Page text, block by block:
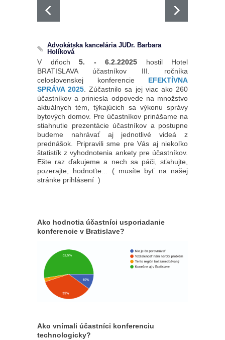
Advokátska kancelária JUDr. Barbara
Holíková
V dňoch 5. - 6.2.22025 hostil Hotel
BRATISLAVA účastníkov III. ročníka
celoslovenskej konferencie EFEKTÍVNA
SPRÁVA 2025 . Zúčastnilo sa jej viac ako 260
účastníkov a priniesla odpovede na množstvo
aktuálnych tém, týkajúcich sa výkonu správy
bytových domov. Pre účastníkov prinášame na
stiahnutie prezentácie účastníkov a postupne
budeme nahrávať aj jednotlivé videá z
prednášok. Pripravili sme pre Vás aj niekoľko
štatistík z vyhodnotenia ankety pre účastníkov.
Ešte raz ďakujeme a nech sa páči, sťahujte,
pozerajte, hodnoťte... ( musíte byť na našej
stránke prihlásení )
Ako hodnotia účastníci usporiadanie
konferencie v Bratislave?
Ako vnímali účastníci konferenciu
technologicky?